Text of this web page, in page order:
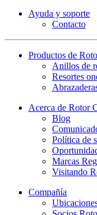
Ayuda y soporte
Contacto
Productos de
Anillos de
Resortes
Acerca de Rotor
Blog
Política de
Marcas
Visitando
Compañía